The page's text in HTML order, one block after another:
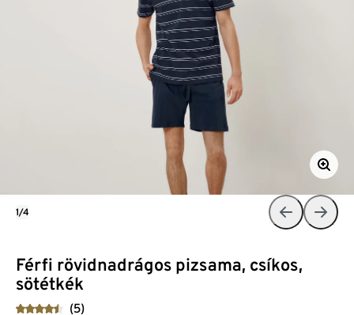
Férfi rövidnadrágos pizsama, csíkos,
sötétkék
(5)
1/4